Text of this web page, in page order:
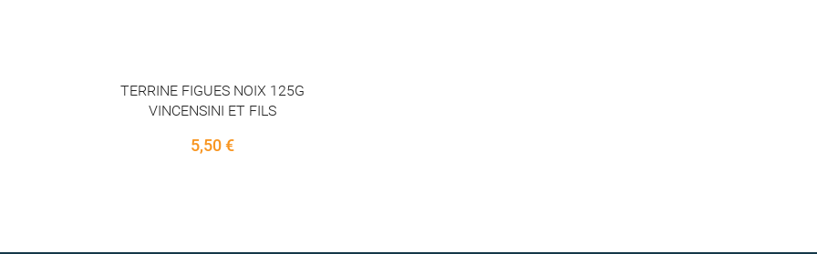
TERRINE FIGUES NOIX 125G
VINCENSINI ET FILS
5,50 €